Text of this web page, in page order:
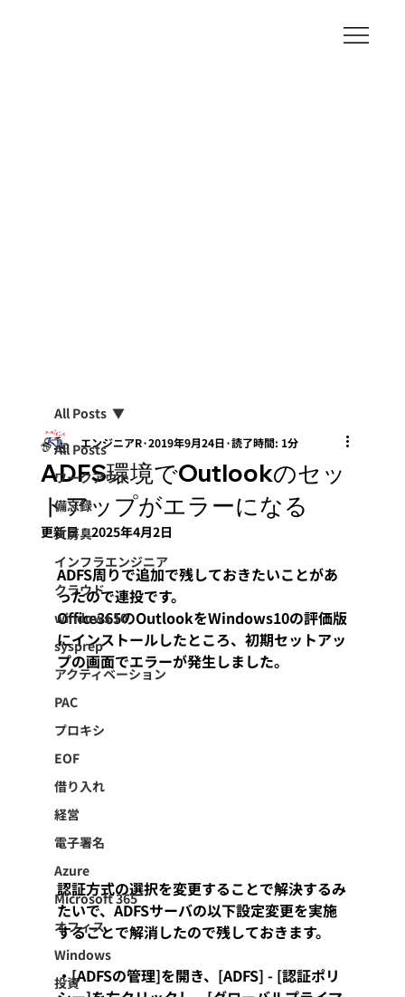
All Posts
ワークアウト
備忘録
文房具
インフラエンジニア
クラウド
windows 10
sysprep
アクティベーション
PAC
プロキシ
EOF
借り入れ
経営
電子署名
Azure
Microsoft 365
オフィス
Windows
投資
All Posts
ADFS環境でOutlookのセッ
トアップがエラーになる
エンジニアR 2019年9月24日 読了時間: 1分
更新日：2025年4月2日
ADFS周りで追加で残しておきたいことがあ
ったので連投です。
Office365のOutlookをWindows10の評価版
にインストールしたところ、初期セットアッ
プの画面でエラーが発生しました。
認証方式の選択を変更することで解決するみ
たいで、ADFSサーバの以下設定変更を実施
することで解消したので残しておきます。
・[ADFSの管理]を開き、[ADFS] - [認証ポリ